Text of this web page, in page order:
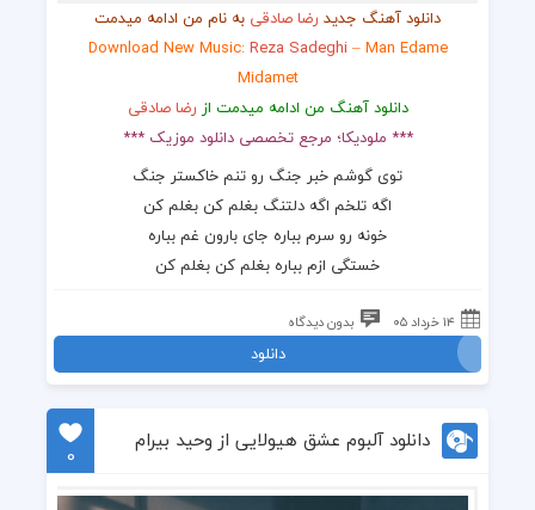
دانلود آهنگ جدید رضا صادقی به نام من ادامه میدمت
Download New Music:Reza Sadeghi– Man Edame
Midamet
دانلود آهنگ من ادامه میدمت از رضا صادقی
*** ملودیکا؛ مرجع تخصصی دانلود موزیک ***
توی گوشم خبر جنگ رو تنم خاکستر جنگ
اگه تلخم اگه دلتنگ بغلم کن بغلم کن
خونه رو سرم بباره جای بارون غم بباره
خستگی ازم بباره بغلم کن بغلم کن
۱۴ خرداد ۰۵ بدون دیدگاه
دانلود
دانلود آلبوم عشق هیولایی از وحید بیرام
0